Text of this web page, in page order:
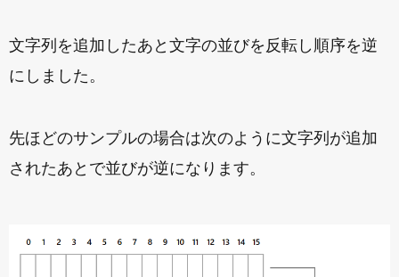
文字列を追加したあと文字の並びを反転し順序を逆
にしました。
先ほどのサンプルの場合は次のように文字列が追加
されたあとで並びが逆になります。